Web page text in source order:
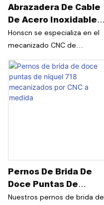
Abrazadera De Cable
De Acero Inoxidable
17-4 PH Mecanizada
Por CNC, De Media
Pulgada.
Honscn se especializa en el
mecanizado CNC de
componentes de acero
inoxidable 17-4 PH H1025 de
alto rendimiento, endurecido
por precipitación, para
sísmicos OptoSeis,
ofreciendo una resistencia
excepcional, durabilidad y
estabilidad dimensional en
Pernos De Brida De
Doce Puntas De
Níquel 718
Nuestros pernos de brida de